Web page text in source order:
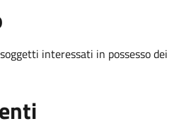
interessati in possesso dei